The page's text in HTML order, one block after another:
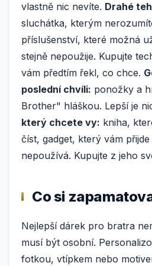
vlastně nic nevíte. Drahé
sluchátka, kterým
příslušenství, které možná
stejně nepoužije. Kupujte
vám předtím řekl, co chce.
poslední chvíli: ponožky a
Brother" hláškou. Lepší je
který chcete vy: kniha,
číst, gadget, který vám
nepoužívá. Kupujte z jeho
Co si
Nejlepší dárek pro bratra
musí být osobní.
fotkou, vtípkem nebo